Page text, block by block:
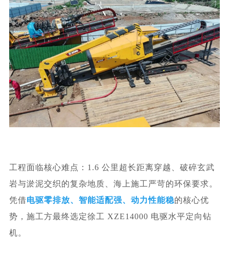
工程面临核心难点：1.6 公里超长距离穿越、破碎玄武
岩与淤泥交织的复杂地质、海上施工严苛的环保要求。
凭借电驱零排放、 智能适配强、动力性能稳的核心优
势， 施工方最终选定徐工 XZE14000 电驱水平定向钻
机。